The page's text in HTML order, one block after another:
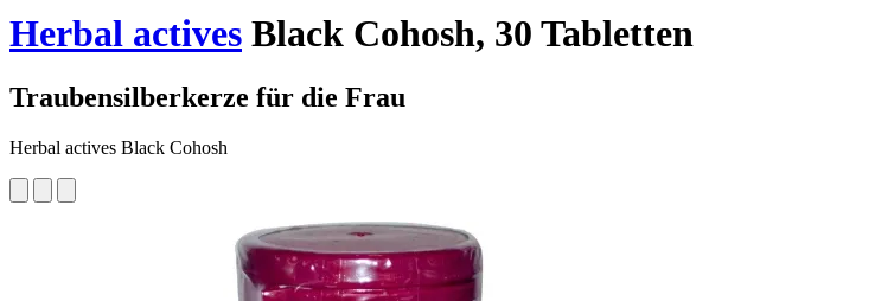
Herbal actives Black Cohosh, 30 Tabletten
Traubensilberkerze für die Frau
Herbal actives Black Cohosh